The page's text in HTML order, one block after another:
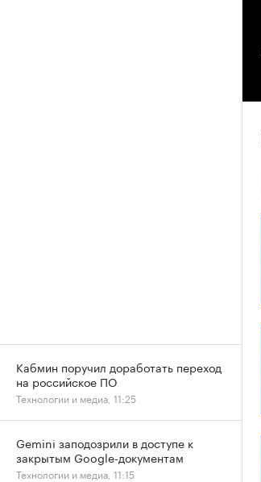
Кабмин поручил доработать переход
на российское ПО
Технологии и медиа, 11:25
Gemini заподозрили в доступе к
закрытым Google-документам
Технологии и медиа, 11:15